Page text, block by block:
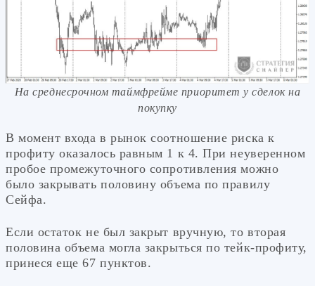
На среднесрочном таймфрейме приоритет у сделок на
покупку
В момент входа в рынок соотношение риска к
профиту оказалось равным 1 к 4. При неуверенном
пробое промежуточного сопротивления можно
было закрывать половину объема по правилу
Сейфа.
Если остаток не был закрыт вручную, то вторая
половина объема могла закрыться по тейк-профиту,
принеся еще 67 пунктов.